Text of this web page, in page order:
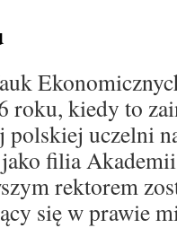
roku, kiedy to
polskiej uczelni
jako filia
rektorem
się w prawie